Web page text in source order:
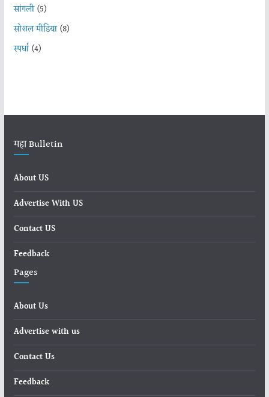
सांगली(5)
सोशल मीडिया(8)
स्पर्धा(4)
महा Bulletin
About US
Advertise With US
Contact US
Feedback
Pages
About Us
Advertise with us
Contact Us
Feedback